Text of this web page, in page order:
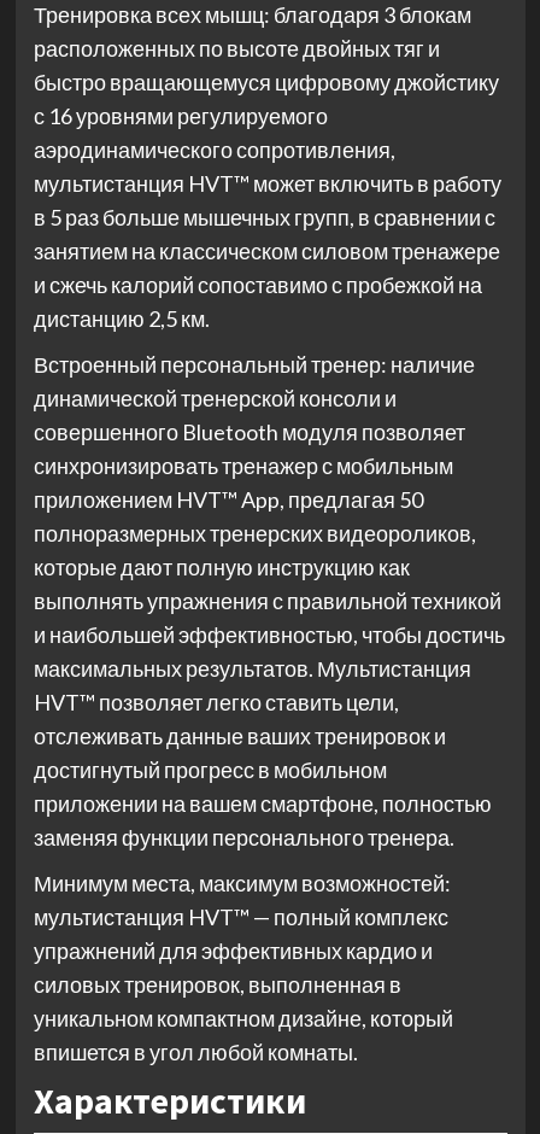
Тренировка всех мышц: благодаря 3 блокам
расположенных по высоте двойных тяг и
быстро вращающемуся цифровому джойстику
с 16 уровнями регулируемого
аэродинамического сопротивления,
мультистанция HVT™ может включить в работу
в 5 раз больше мышечных групп, в сравнении с
занятием на классическом силовом тренажере
и сжечь калорий сопоставимо с пробежкой на
дистанцию 2,5 км.
Встроенный персональный тренер: наличие
динамической тренерской консоли и
совершенного Bluetooth модуля позволяет
синхронизировать тренажер с мобильным
приложением HVT™ App, предлагая 50
полноразмерных тренерских видеороликов,
которые дают полную инструкцию как
выполнять упражнения с правильной техникой
и наибольшей эффективностью, чтобы достичь
максимальных результатов. Мультистанция
HVT™ позволяет легко ставить цели,
отслеживать данные ваших тренировок и
достигнутый прогресс в мобильном
приложении на вашем смартфоне, полностью
заменяя функции персонального тренера.
Минимум места, максимум возможностей:
мультистанция HVT™ — полный комплекс
упражнений для эффективных кардио и
силовых тренировок, выполненная в
уникальном компактном дизайне, который
впишется в угол любой комнаты.
Характеристики